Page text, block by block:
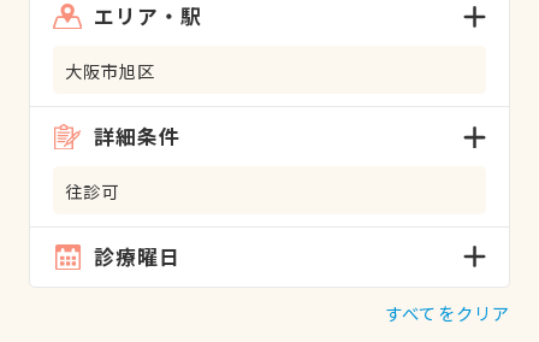
エリア・駅
大阪市旭区
詳細条件
往診可
診療曜日
すべてをクリア